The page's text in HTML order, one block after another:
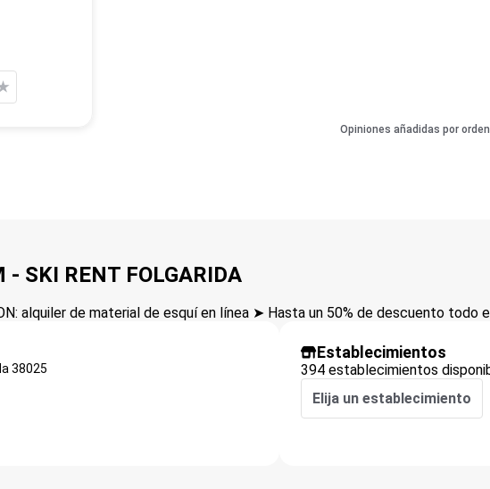
Opiniones añadidas por
SKI RENT FOLGARIDA
alquiler de material de esquí en línea ➤ Hasta un 50% de descuento todo
38025
Establecimientos
394 establecimientos
Elija un establecimiento